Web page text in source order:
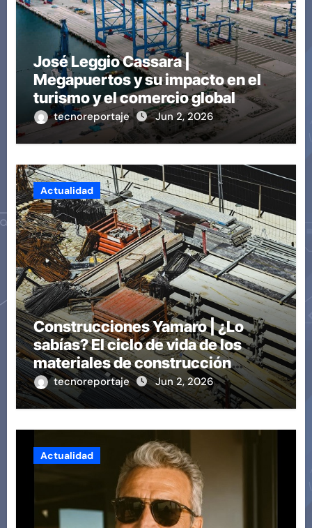
José Leggio Cassara |
Megapuertos y su impacto en el
turismo y el comercio global
tecnoreportaje Jun 2, 2026
Actualidad
Construcciones Yamaro | ¿Lo
sabías? El ciclo de vida de los
materiales de construcción
revoluciona eficiencia en
proyectos modernos
tecnoreportaje Jun 2, 2026
Actualidad